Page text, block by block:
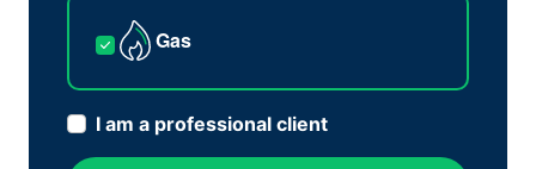
Gas
I am a professional client